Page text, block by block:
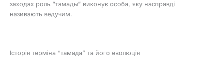
заходах роль “тамады” виконує особа, яку насправді
називають ведучим.
Історія терміна “тамада” та його еволюція